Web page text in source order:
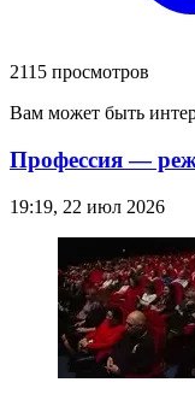
2115 просмотров
Вам может быть
Профессия —
19:19, 22 июл 2026